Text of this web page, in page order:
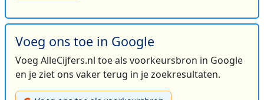
Voeg ons toe in Google
Voeg AlleCijfers.nl toe als voorkeursbron in Google
en je ziet ons vaker terug in je zoekresultaten.